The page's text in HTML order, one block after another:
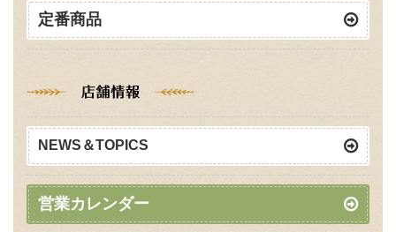
定番商品
NEWS＆TOPICS
営業カレンダー